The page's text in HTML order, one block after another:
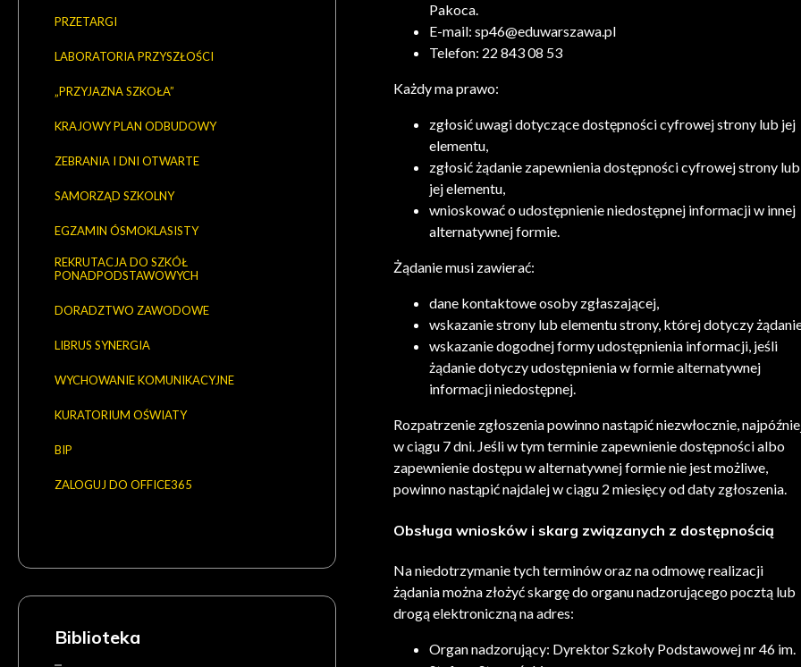
PRZETARGI
LABORATORIA PRZYSZŁOŚCI
„PRZYJAZNA SZKOŁA”
KRAJOWY PLAN ODBUDOWY
ZEBRANIA I DNI OTWARTE
SAMORZĄD SZKOLNY
EGZAMIN ÓSMOKLASISTY
REKRUTACJA DO SZKÓŁ
PONADPODSTAWOWYCH
DORADZTWO ZAWODOWE
LIBRUS SYNERGIA
WYCHOWANIE KOMUNIKACYJNE
KURATORIUM OŚWIATY
BIP
ZALOGUJ DO OFFICE365
Biblioteka
Pakoca.
E-mail: sp46@eduwarszawa.pl
Telefon: 22 843 08 53
Każdy ma prawo:
zgłosić uwagi dotyczące dostępności cyfrowej strony lub jej
elementu,
zgłosić żądanie zapewnienia dostępności cyfrowej strony lub
jej elementu,
wnioskować o udostępnienie niedostępnej informacji w innej
alternatywnej formie.
Żądanie musi zawierać:
dane kontaktowe osoby zgłaszającej,
wskazanie strony lub elementu strony, której dotyczy
wskazanie dogodnej formy udostępnienia informacji, jeśli
żądanie dotyczy udostępnienia w formie alternatywnej
informacji niedostępnej.
Rozpatrzenie zgłoszenia powinno nastąpić niezwłocznie,
w ciągu 7 dni. Jeśli w tym terminie zapewnienie dostępności albo
zapewnienie dostępu w alternatywnej formie nie jest możliwe,
powinno nastąpić najdalej w ciągu 2 miesięcy od daty zgłoszenia.
Obsługa wniosków i skarg związanych z dostępnością
Na niedotrzymanie tych terminów oraz na odmowę realizacji
żądania można złożyć skargę do organu nadzorującego pocztą lub
drogą elektroniczną na adres:
Organ nadzorujący: Dyrektor Szkoły Podstawowej nr 46 im.